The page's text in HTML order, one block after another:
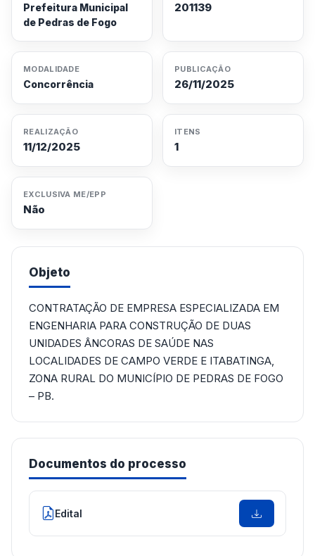
Prefeitura Municipal
de Pedras de Fogo
201139
MODALIDADE
Concorrência
PUBLICAÇÃO
26/11/2025
REALIZAÇÃO
11/12/2025
ITENS
1
EXCLUSIVA ME/EPP
Não
Objeto
CONTRATAÇÃO DE EMPRESA ESPECIALIZADA EM
ENGENHARIA PARA CONSTRUÇÃO DE DUAS
UNIDADES ÂNCORAS DE SAÚDE NAS
LOCALIDADES DE CAMPO VERDE E ITABATINGA,
ZONA RURAL DO MUNICÍPIO DE PEDRAS DE FOGO
– PB.
Documentos do processo
Edital